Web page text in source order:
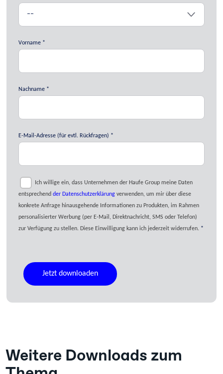
Vorname
Nachname
E-Mail-Adresse (für evtl. Rückfragen)
Ich willige ein, dass Unternehmen der Haufe Group meine Daten
entsprechendder Datenschutzerklärung verwenden, um mir über diese
konkrete Anfrage hinausgehende Informationen zu Produkten, im Rahmen
personalisierter Werbung (per E-Mail, Direktnachricht, SMS oder Telefon)
zur Verfügung zu stellen. Diese Einwilligung kann ich jederzeit widerrufen.
Weitere Downloads zum